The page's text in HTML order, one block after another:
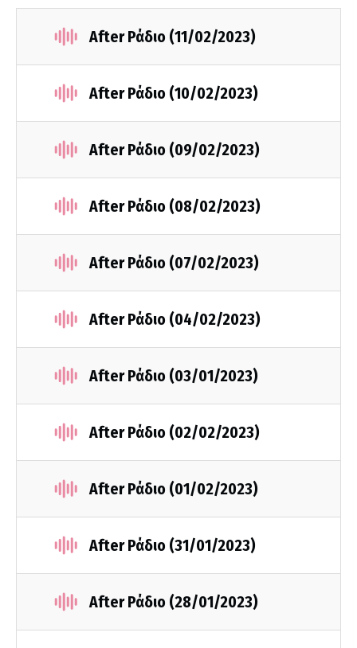
After Ράδιο (11/02/2023)
After Ράδιο (10/02/2023)
After Ράδιο (09/02/2023)
After Ράδιο (08/02/2023)
After Ράδιο (07/02/2023)
After Ράδιο (04/02/2023)
After Ράδιο (03/01/2023)
After Ράδιο (02/02/2023)
After Ράδιο (01/02/2023)
After Ράδιο (31/01/2023)
After Ράδιο (28/01/2023)